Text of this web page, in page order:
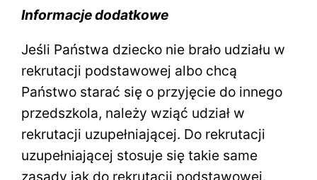
Informacje dodatkowe
Jeśli Państwa dziecko nie brało udziału w
rekrutacji podstawowej albo chcą
Państwo starać się o przyjęcie do innego
przedszkola, należy wziąć udział w
rekrutacji uzupełniającej. Do rekrutacji
uzupełniającej stosuje się takie same
zasady jak do rekrutacji podstawowej.